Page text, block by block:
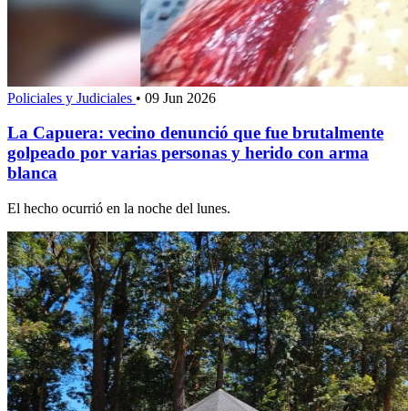
Policiales y Judiciales • 09 Jun 2026
La Capuera: vecino denunció que fue brutalmente
golpeado por varias personas y herido con arma
blanca
El hecho ocurrió en la noche del lunes.